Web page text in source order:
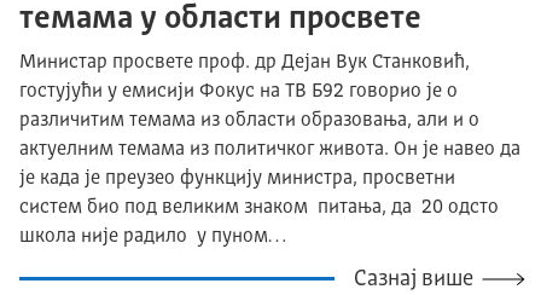
темама у области просвете
Министар просвете проф. др Дејан Вук Станковић,
гостујући у емисији Фокус на ТВ Б92 говорио је о
различитим темама из области образовања, али и о
актуелним темама из политичког живота. Он је навео да
је када је преузео функцију министра, просветни
систем био под великим знаком питања, да 20 одсто
школа није радило у пуном…
Сазнај више